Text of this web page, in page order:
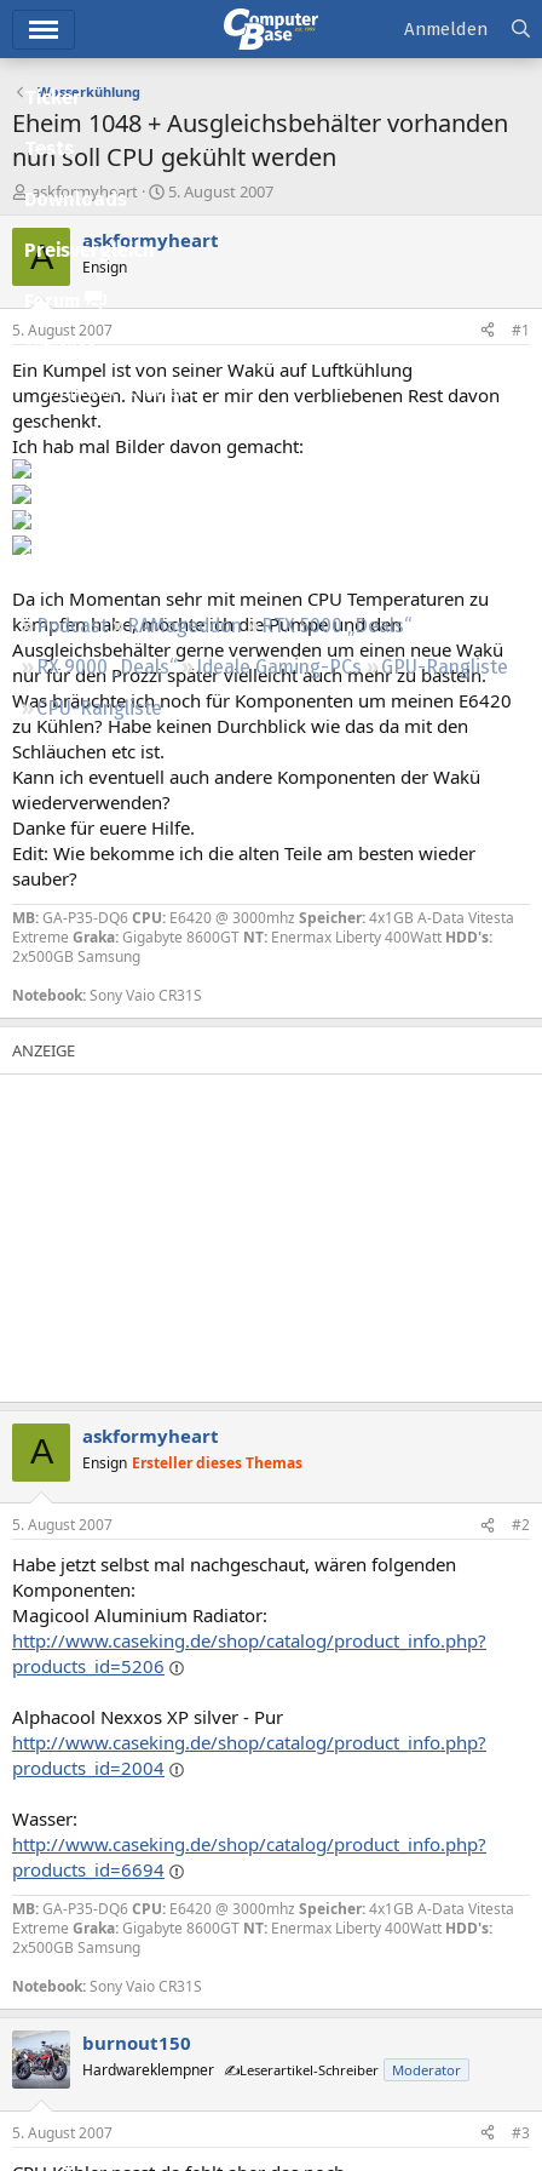
Ticker
Tests
Downloads
Preisvergleich
Forum
Aktuelles
Empfohlene Inhalte
Neue Beiträge
Leserartikel
Regeln
Podcast RAMageddon
RTX 5000 „Deals“
RX 9000 „Deals“
Ideale Gaming-PCs
GPU-Rangliste
CPU-Rangliste
Anmelden
Wasserkühlung
Eheim 1048 + Ausgleichsbehälter vorhanden
nun soll CPU gekühlt werden
E
r
s
t
l
e
r
askformyheart
E
s
t
a
m
5. August 2007
A askformyheart
Ensign
5. August 2007 #1
Ein Kumpel ist von seiner Wakü auf Luftkühlung
umgestiegen. Nun hat er mir den verbliebenen Rest davon
geschenkt.
Ich hab mal Bilder davon gemacht:
Da ich Momentan sehr mit meinen CPU Temperaturen zu
kämpfen habe, möchte ich die Pumpe und den
Ausgleichsbehälter gerne verwenden um einen neue Wakü
nur für den Prozzi später vielleicht auch mehr zu basteln.
Was bräuchte ich noch für Komponenten um meinen E6420
zu Kühlen? Habe keinen Durchblick wie das da mit den
Schläuchen etc ist.
Kann ich eventuell auch andere Komponenten der Wakü
wiederverwenden?
Danke für euere Hilfe.
Edit: Wie bekomme ich die alten Teile am besten wieder
sauber?
MB:GA-P35-DQ6CPU: E6420 @ 3000mhz Speicher:4x1GB A-Data Vitesta
Extreme Graka:Gigabyte 8600GT NT: Enermax Liberty 400Watt HDD's:
2x500GB Samsung
Notebook:Sony Vaio CR31S
A askformyheart
Ensign Ersteller dieses Themas
5. August 2007 #2
Habe jetzt selbst mal nachgeschaut, wären folgenden
Komponenten:
Magicool Aluminium Radiator:
http://www.caseking.de/shop/catalog/product_info.php?
products_id=5206
Alphacool Nexxos XP silver - Pur
http://www.caseking.de/shop/catalog/product_info.php?
products_id=2004
Wasser:
http://www.caseking.de/shop/catalog/product_info.php?
products_id=6694
MB:GA-P35-DQ6CPU: E6420 @ 3000mhz Speicher:4x1GB A-Data Vitesta
Extreme Graka:Gigabyte 8600GT NT: Enermax Liberty 400Watt HDD's:
2x500GB Samsung
Notebook:Sony Vaio CR31S
burnout150
Hardwareklempner ✍️Leserartikel-Schreiber Moderator
5. August 2007 #3